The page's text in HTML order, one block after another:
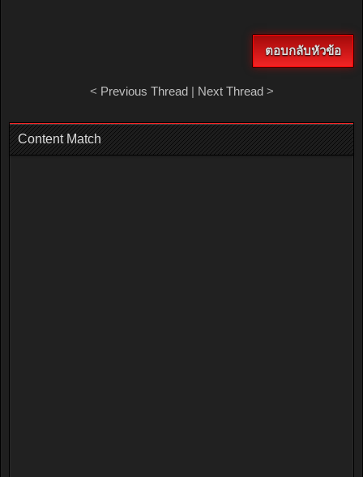
ตอบกลับหัวข้อ
< Previous Thread| Next Thread>
Content Match